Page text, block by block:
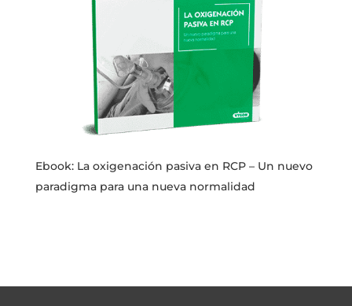
Ebook: La oxigenación pasiva en RCP – Un nuevo
paradigma para una nueva normalidad